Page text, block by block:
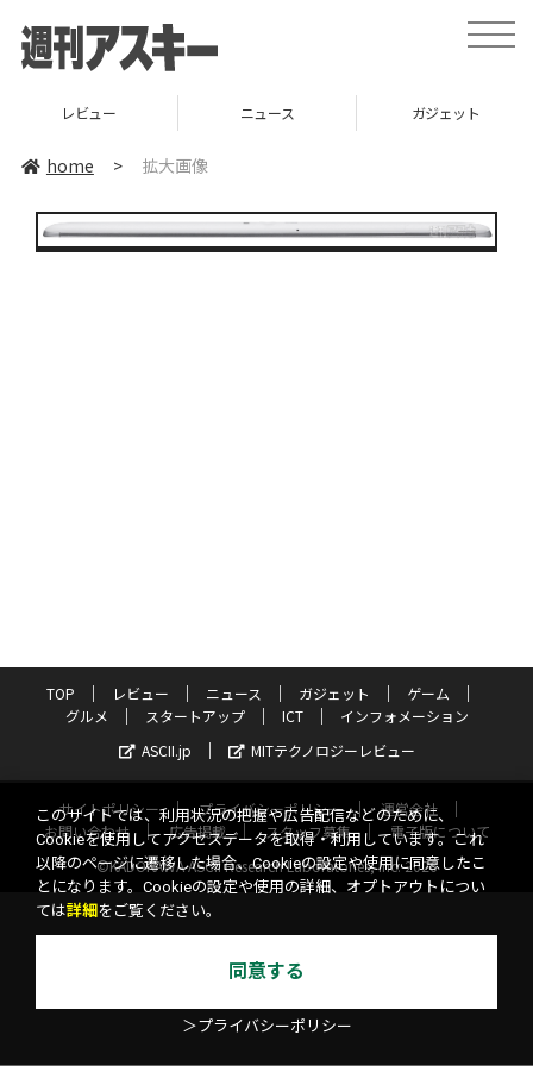
toggle
レビュー ニュース ガジェット
home > 拡大画像
TOP レビュー ニュース ガジェット
ゲーム
グルメ
スタートアップ ICT
インフォメーション
ASCII.jp
MITテクノロジーレビュー
サイトポリシー プライバシーポリシー
運営会社
お問い合わせ
広告掲載 スタッフ募集
電子版について
©KADOKAWA ASCII Research Laboratories, Inc. 2026
このサイトでは、利用状況の把握や広告配信などのために、
Cookieを使用してアクセスデータを取得・利用しています。これ
以降のページに遷移した場合、Cookieの設定や使用に同意したこ
とになります。Cookieの設定や使用の詳細、オプトアウトについ
ては詳細 をご覧ください。
同意する
＞プライバシーポリシー